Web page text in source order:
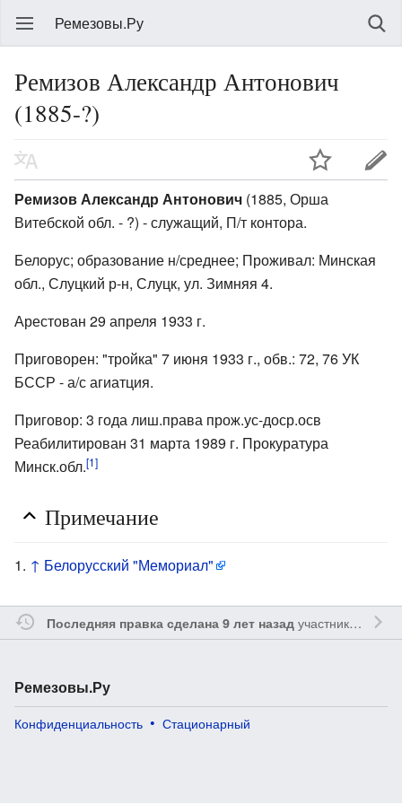
Ремезовы.Ру
Ремизов Александр Антонович
(1885-?)
Ремизов Александр Антонович (1885, Орша
Витебской обл. - ?) - служащий, П/т контора.
Белорус; образование н/среднее; Проживал: Минская
обл., Слуцкий р-н, Слуцк, ул. Зимняя 4.
Арестован 29 апреля 1933 г.
Приговорен: "тройка" 7 июня 1933 г., обв.: 72, 76 УК
БССР - а/с агиатция.
Приговор: 3 года лиш.права прож.ус-доср.осв
Реабилитирован 31 марта 1989 г. Прокуратура
Минск.обл.[1]
Примечание
↑ Белорусский "Мемориал"
Последняя правка сделана 9 лет назадучастником
Ремезовы.Ру
Конфиденциальность Стационарный